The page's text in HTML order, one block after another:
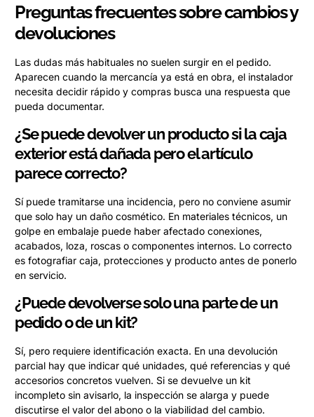
Preguntas frecuentes sobre cambios y
devoluciones
Las dudas más habituales no suelen surgir en el pedido.
Aparecen cuando la mercancía ya está en obra, el instalador
necesita decidir rápido y compras busca una respuesta que
pueda documentar.
¿Se puede devolver un producto si la caja
exterior está dañada pero el artículo
parece correcto?
Sí puede tramitarse una incidencia, pero no conviene asumir
que solo hay un daño cosmético. En materiales técnicos, un
golpe en embalaje puede haber afectado conexiones,
acabados, loza, roscas o componentes internos. Lo correcto
es fotografiar caja, protecciones y producto antes de ponerlo
en servicio.
¿Puede devolverse solo una parte de un
pedido o de un kit?
Sí, pero requiere identificación exacta. En una devolución
parcial hay que indicar qué unidades, qué referencias y qué
accesorios concretos vuelven. Si se devuelve un kit
incompleto sin avisarlo, la inspección se alarga y puede
discutirse el valor del abono o la viabilidad del cambio.